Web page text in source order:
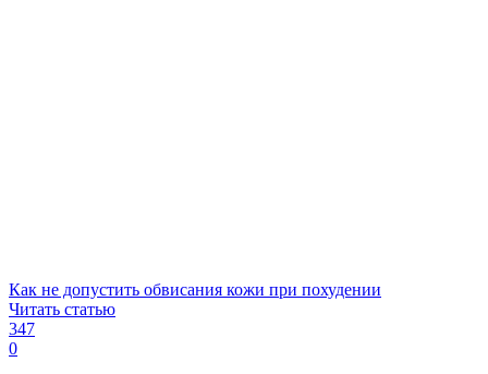
Как не допустить обвисания кожи при похудении
Читать статью
347
0